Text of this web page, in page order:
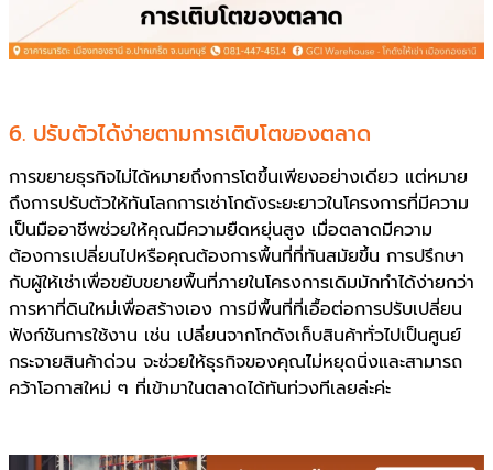
6. ปรับตัวได้ง่ายตามการเติบโตของตลาด
การขยายธุรกิจไม่ได้หมายถึงการโตขึ้นเพียงอย่างเดียว แต่หมาย
ถึงการปรับตัวให้ทันโลกการเช่าโกดังระยะยาวในโครงการที่มีความ
เป็นมืออาชีพช่วยให้คุณมีความยืดหยุ่นสูง เมื่อตลาดมีความ
ต้องการเปลี่ยนไปหรือคุณต้องการพื้นที่ที่ทันสมัยขึ้น การปรึกษา
กับผู้ให้เช่าเพื่อขยับขยายพื้นที่ภายในโครงการเดิมมักทำได้ง่ายกว่า
การหาที่ดินใหม่เพื่อสร้างเอง การมีพื้นที่ที่เอื้อต่อการปรับเปลี่ยน
ฟังก์ชันการใช้งาน เช่น เปลี่ยนจากโกดังเก็บสินค้าทั่วไปเป็นศูนย์
กระจายสินค้าด่วน จะช่วยให้ธุรกิจของคุณไม่หยุดนิ่งและสามารถ
คว้าโอกาสใหม่ ๆ ที่เข้ามาในตลาดได้ทันท่วงทีเลยล่ะค่ะ